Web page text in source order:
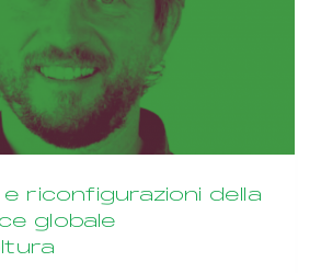
riconfigurazioni della
globale